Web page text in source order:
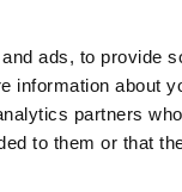
ads, to provide
information about
partners
to them or that
• WNT